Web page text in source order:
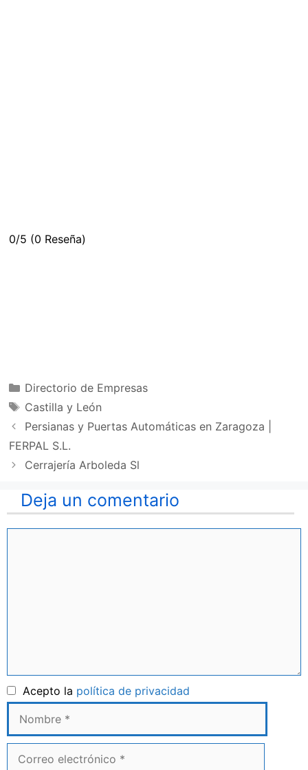
0/5 (0 Reseña)
Categorías
Directorio de Empresas
Etiquetas
Castilla y León
Persianas y Puertas Automáticas en Zaragoza |
FERPAL S.L.
Cerrajería Arboleda Sl
Deja un comentario
Acepto la política de privacidad